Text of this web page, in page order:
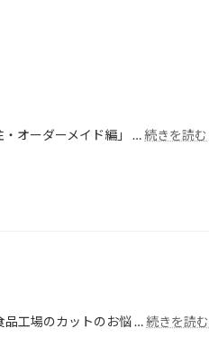
オーダーメイド編」 …続きを読む
品工場のカットのお悩 …続きを読む